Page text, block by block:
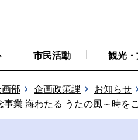
市民活動 観光・
部 企画政策課
お知らせ
事業 海わたる うたの風～時を